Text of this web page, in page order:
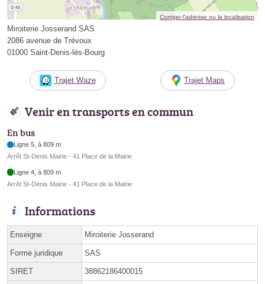
Corriger l’adresse ou la localisation
Miroiterie Josserand SAS
2086 avenue de Trévoux
01000 Saint-Denis-lès-Bourg
Trajet Waze Trajet Maps
Venir en transports en commun
En bus
Ligne 5, à 809 m
Arrêt St-Denis Mairie - 41 Place de la Mairie
Ligne 4, à 809 m
Arrêt St-Denis Mairie - 41 Place de la Mairie
Informations
Enseigne Miroiterie Josserand
Forme juridique SAS
SIRET 38862186400015